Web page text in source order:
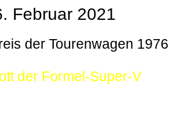
Februar 2021
der Tourenwagen 1976
der Formel-Super-V